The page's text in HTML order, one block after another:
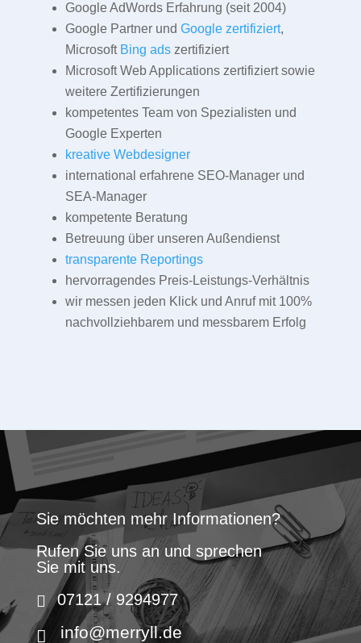
Google AdWords Erfahrung (seit 2004)
Google Partner und Google zertifiziert,
Microsoft Bing adszertifiziert
Microsoft Web Applications zertifiziert sowie
weitere Zertifizierungen
kompetentes Team von Spezialisten und
Google Experten
kreative Webdesigner
international erfahrene SEO-Manager und
SEA-Manager
kompetente Beratung
Betreuung über unseren Außendienst
transparente Reportings
hervorragendes Preis-Leistungs-Verhältnis
wir messen jeden Klick und Anruf mit 100%
nachvollziehbarem und messbarem Erfolg
Sie möchten mehr Informationen?
Rufen Sie uns an und sprechen
Sie mit uns.
07121 / 9294977
info@merryll.de